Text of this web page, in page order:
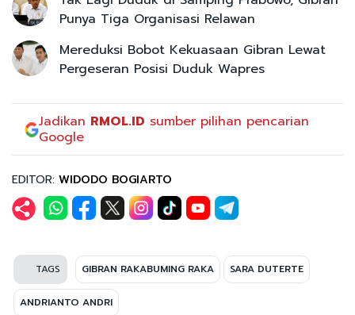
Punya Tiga Organisasi Relawan
Mereduksi Bobot Kekuasaan Gibran Lewat
Pergeseran Posisi Duduk Wapres
Jadikan RMOL.ID sumber pilihan pencarian
Google
EDITOR: WIDODO BOGIARTO
TAGS GIBRAN RAKABUMING RAKA SARA DUTERTE
ANDRIANTO ANDRI